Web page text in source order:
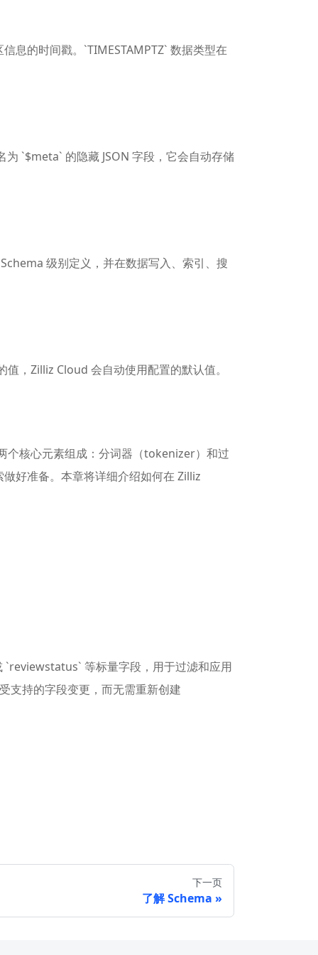
息的时间戳。`TIMESTAMPTZ` 数据类型在
`$meta` 的隐藏 JSON 字段，它会自动存储
级别定义，并在数据写入、索引、搜
，Zilliz Cloud 会自动使用配置的默认值。
个核心元素组成：分词器（tokenizer）和过
好准备。本章将详细介绍如何在 Zilliz
等标量字段，用于过滤和应用
支持的字段变更，而无需重新创建
下一页
了解 Schema